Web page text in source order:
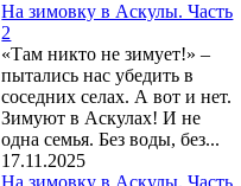
На зимовку в Аскулы. Часть
2
«Там никто не зимует!» –
пытались нас убедить в
соседних селах. А вот и нет.
Зимуют в Аскулах! И не
одна семья. Без воды, без...
17.11.2025